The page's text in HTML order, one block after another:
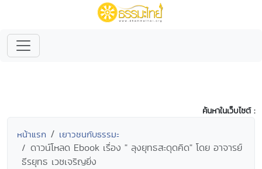
ค้นหาในเว็บไซต์ :
หน้าแรก เยาวชนกับธรรมะ
ดาวน์โหลด Ebook เรื่อง " ลุงยุทธสะดุดคิด" โดย อาจารย์
ธีรยุทธ เวชเจริญยิ่ง